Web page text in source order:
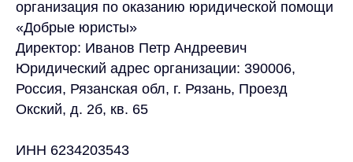
организация по оказанию юридической помощи
«Добрые юристы»
Директор: Иванов Петр Андреевич
Юридический адрес организации: 390006,
Россия, Рязанская обл, г. Рязань, Проезд
Окский, д. 2б, кв. 65
ИНН 6234203543